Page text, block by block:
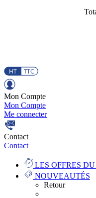
Mon Compte
Mon Compte
Me connecter
Contact
Contact
LES OFFRES
NOUVEAUTÉS
Retour